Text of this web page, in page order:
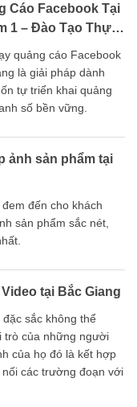
Cáo Facebook Tại
1 – Đào Tạo Thực
quảng cáo Facebook
là giải pháp dành
tự triển khai quảng
số bền vững.
ảnh sản phẩm tại
đến cho khách
sản phẩm sắc nét,
tại Bắc Giang
sắc không thể
trò của những người
của họ đó là kết hợp
các trường đoạn với